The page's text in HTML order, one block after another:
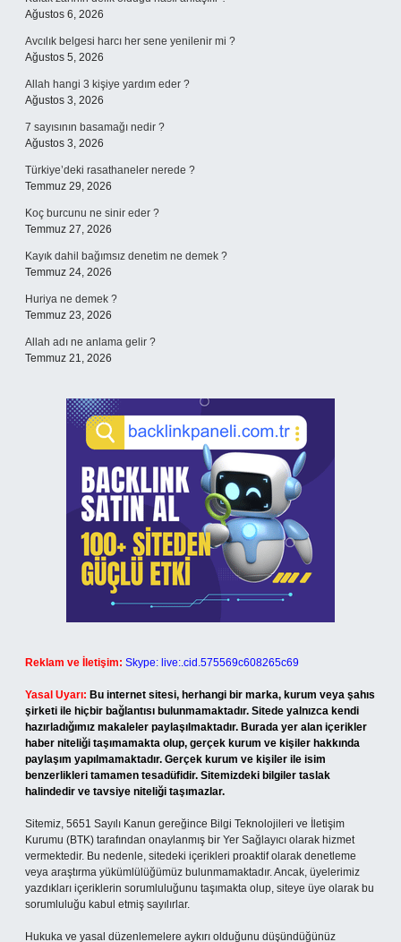
Ağustos 6, 2026
Avcılık belgesi harcı her sene yenilenir mi ?
Ağustos 5, 2026
Allah hangi 3 kişiye yardım eder ?
Ağustos 3, 2026
7 sayısının basamağı nedir ?
Ağustos 3, 2026
Türkiye’deki rasathaneler nerede ?
Temmuz 29, 2026
Koç burcunu ne sinir eder ?
Temmuz 27, 2026
Kayık dahil bağımsız denetim ne demek ?
Temmuz 24, 2026
Huriya ne demek ?
Temmuz 23, 2026
Allah adı ne anlama gelir ?
Temmuz 21, 2026
Reklam ve İletişim: Skype: live:.cid.575569c608265c69
Yasal Uyarı: Bu internet sitesi, herhangi bir marka, kurum veya şahıs
şirketi ile hiçbir bağlantısı bulunmamaktadır. Sitede yalnızca kendi
hazırladığımız makaleler paylaşılmaktadır. Burada yer alan içerikler
haber niteliği taşımamakta olup, gerçek kurum ve kişiler hakkında
paylaşım yapılmamaktadır. Gerçek kurum ve kişiler ile isim
benzerlikleri tamamen tesadüfidir. Sitemizdeki bilgiler taslak
halindedir ve tavsiye niteliği taşımazlar.
Sitemiz, 5651 Sayılı Kanun gereğince Bilgi Teknolojileri ve İletişim
Kurumu (BTK) tarafından onaylanmış bir Yer Sağlayıcı olarak hizmet
vermektedir. Bu nedenle, sitedeki içerikleri proaktif olarak denetleme
veya araştırma yükümlülüğümüz bulunmamaktadır. Ancak, üyelerimiz
yazdıkları içeriklerin sorumluluğunu taşımakta olup, siteye üye olarak bu
sorumluluğu kabul etmiş sayılırlar.
Hukuka ve yasal düzenlemelere aykırı olduğunu düşündüğünüz